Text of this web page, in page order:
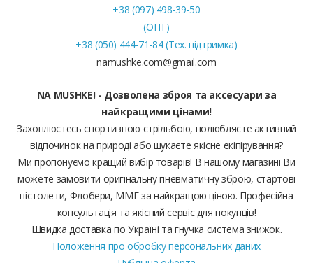
+38 (097) 498-39-50
(ОПТ)
+38 (050) 444-71-84 (Тех. підтримка)
namushke.com@gmail.com
NA MUSHKE! - Дозволена зброя та аксесуари за
найкращими цінами!
Захоплюєтесь спортивною стрільбою, полюбляєте активний
відпочинок на природі або шукаєте якісне екіпірування?
Ми пропонуємо кращий вибір товарів! В нашому магазині Ви
можете замовити оригінальну пневматичну зброю, стартові
пістолети, Флобери, ММГ за найкращою ціною. Професійна
консультація та якісний сервіс для покупців!
Швидка доставка по Україні та гнучка система знижок.
Положення про обробку персональних даних